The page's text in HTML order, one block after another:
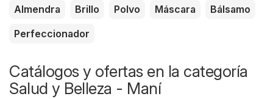
Almendra
Brillo Polvo Máscara
Bálsamo
Perfeccionador
Catálogos y ofertas en la categoría
Salud y Belleza - Maní